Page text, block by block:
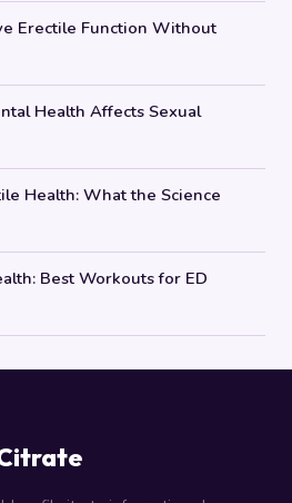
Erectile Function Without
Health Affects Sexual
Health: What the Science
Best Workouts for ED